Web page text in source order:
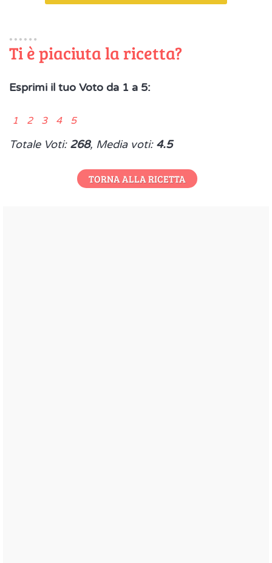
Ti è piaciuta la ricetta?
Esprimi il tuo Voto da 1 a 5:
1 2 3 4 5
Totale Voti: 268, Media voti: 4.5
TORNA ALLA RICETTA